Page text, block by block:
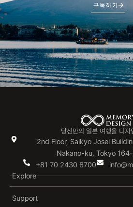
구독하기
당신만의 일본 여행을 디자
2nd Floor, Saikyo Josei
Nakano-ku, Tokyo
+81 70 2430 8700
Explore
Support